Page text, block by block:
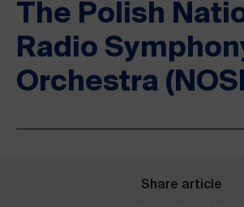
The Polish
Radio
Orchestra
Share article